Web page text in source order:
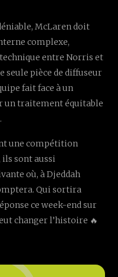
McLaren doit
complexe,
entre Norris et
seule pièce de diffuseur
fait face à un
un traitement équitable
une compétition
ils sont aussi
où, à Djeddah
Qui sortira
ce week-end sur
changer l’histoire 🔥